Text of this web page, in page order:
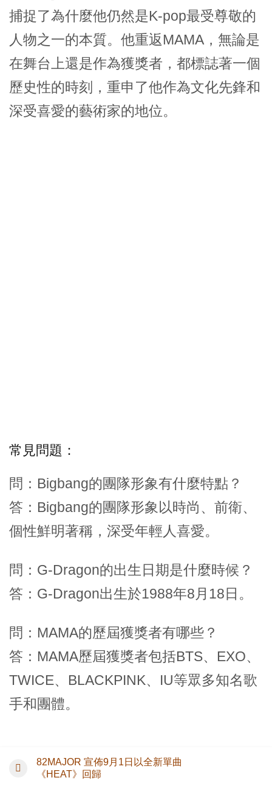
捕捉了為什麼他仍然是K-pop最受尊敬的
人物之一的本質。他重返MAMA，無論是
在舞台上還是作為獲獎者，都標誌著一個
歷史性的時刻，重申了他作為文化先鋒和
深受喜愛的藝術家的地位。
常見問題：
問：Bigbang的團隊形象有什麼特點？
答：Bigbang的團隊形象以時尚、前衛、
個性鮮明著稱，深受年輕人喜愛。
問：G-Dragon的出生日期是什麼時候？
答：G-Dragon出生於1988年8月18日。
問：MAMA的歷屆獲獎者有哪些？
答：MAMA歷屆獲獎者包括BTS、EXO、
TWICE、BLACKPINK、IU等眾多知名歌
手和團體。
82MAJOR 宣佈9月1日以全新單曲
《HEAT》回歸